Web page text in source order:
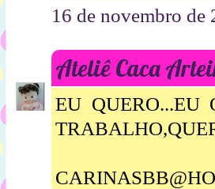
16 de novembro de
Ateliê Caca
EU QUERO...EU